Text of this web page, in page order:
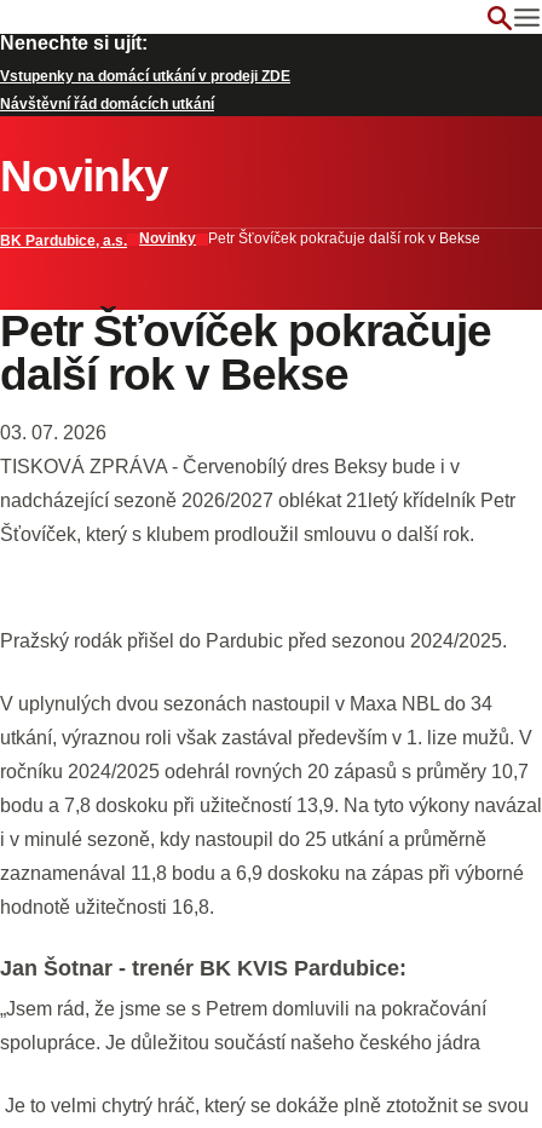
Nenechte si ujít:
Vstupenky na domácí utkání v prodeji ZDE
Návštěvní řád domácích utkání
Novinky
BK Pardubice, a.s. Novinky Petr Šťovíček pokračuje další rok v Bekse
Petr Šťovíček pokračuje
další rok v Bekse
03. 07. 2026
TISKOVÁ ZPRÁVA - Červenobílý dres Beksy bude i v
nadcházející sezoně 2026/2027 oblékat 21letý křídelník Petr
Šťovíček, který s klubem prodloužil smlouvu o další rok.
Pražský rodák přišel do Pardubic před sezonou 2024/2025.
V uplynulých dvou sezonách nastoupil v Maxa NBL do 34
utkání, výraznou roli však zastával především v 1. lize mužů. V
ročníku 2024/2025 odehrál rovných 20 zápasů s průměry 10,7
bodu a 7,8 doskoku při užitečností 13,9. Na tyto výkony navázal
i v minulé sezoně, kdy nastoupil do 25 utkání a průměrně
zaznamenával 11,8 bodu a 6,9 doskoku na zápas při výborné
hodnotě užitečnosti 16,8.
Jan Šotnar - trenér BK KVIS Pardubice:
„Jsem rád, že jsme se s Petrem domluvili na pokračování
spolupráce. Je důležitou součástí našeho českého jádra
Je to velmi chytrý hráč, který se dokáže plně ztotožnit se svou